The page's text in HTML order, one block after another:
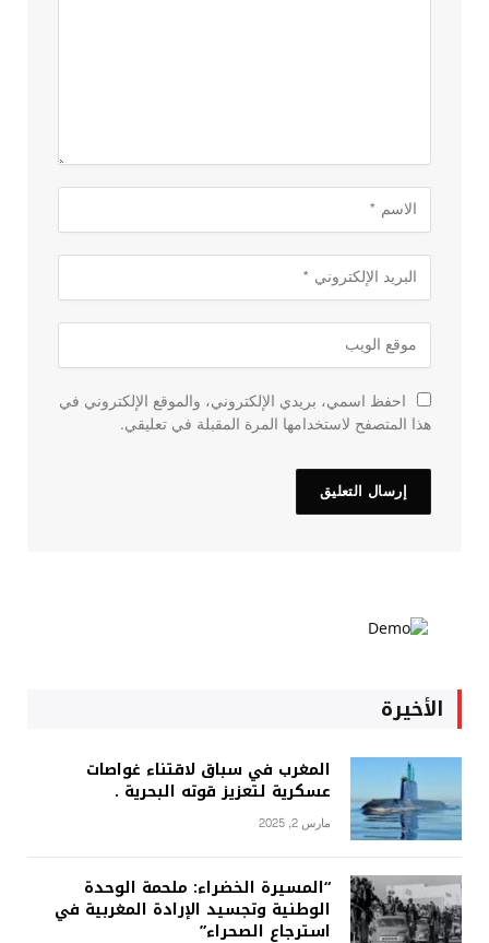
احفظ اسمي، بريدي الإلكتروني، والموقع الإلكتروني في
هذا المتصفح لاستخدامها المرة المقبلة في تعليقي.
الأخيرة
المغرب في سباق لاقتناء غواصات
عسكرية لتعزيز قوته البحرية .
مارس 2, 2025
“المسيرة الخضراء: ملحمة الوحدة
الوطنية وتجسيد الإرادة المغربية في
استرجاع الصحراء”